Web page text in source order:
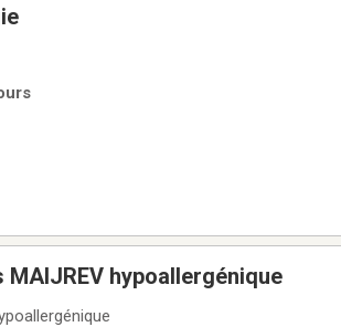
hypoallergénique